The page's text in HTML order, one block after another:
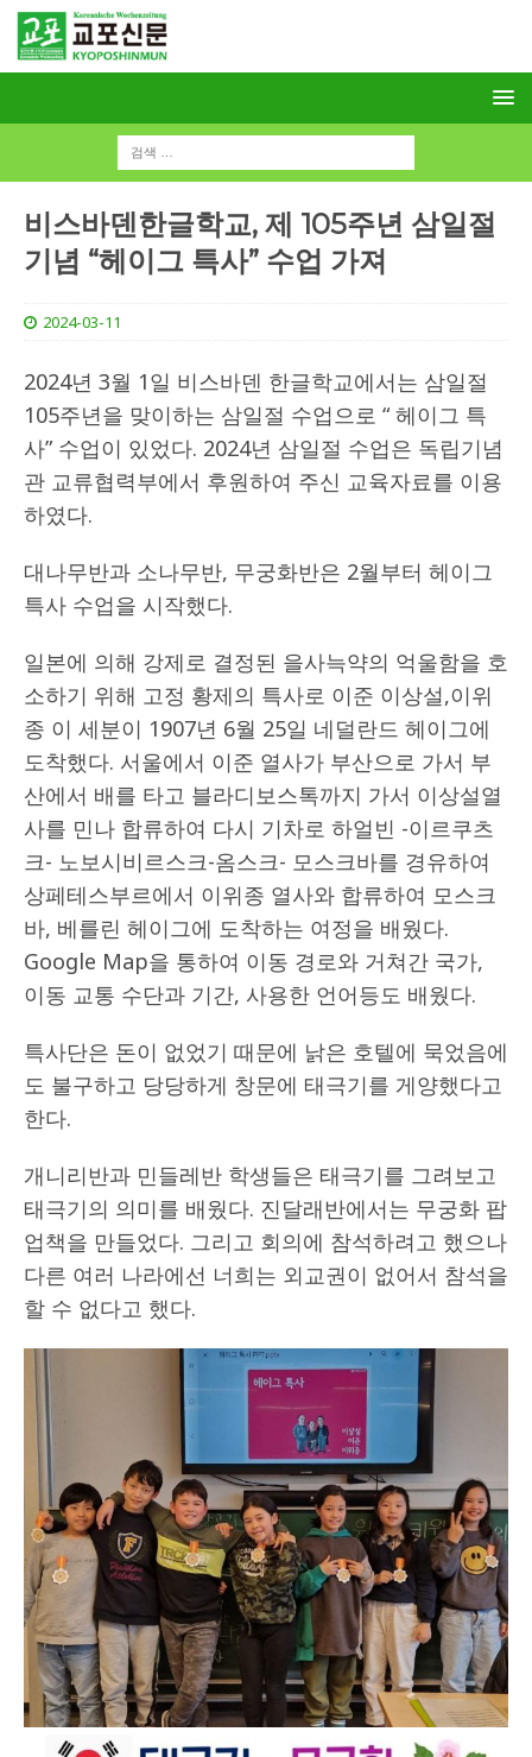
비스바덴한글학교, 제 105주년 삼일절
기념 “헤이그 특사” 수업 가져
2024-03-11
2024년 3월 1일 비스바덴 한글학교에서는 삼일절
105주년을 맞이하는 삼일절 수업으로 “ 헤이그 특
사” 수업이 있었다. 2024년 삼일절 수업은 독립기념
관 교류협력부에서 후원하여 주신 교육자료를 이용
하였다.
대나무반과 소나무반, 무궁화반은 2월부터 헤이그
특사 수업을 시작했다.
일본에 의해 강제로 결정된 을사늑약의 억울함을 호
소하기 위해 고정 황제의 특사로 이준 이상설,이위
종 이 세분이 1907년 6월 25일 네덜란드 헤이그에
도착했다. 서울에서 이준 열사가 부산으로 가서 부
산에서 배를 타고 블라디보스톡까지 가서 이상설열
사를 민나 합류하여 다시 기차로 하얼빈 -이르쿠츠
크- 노보시비르스크-옴스크- 모스크바를 경유하여
상페테스부르에서 이위종 열사와 합류하여 모스크
바, 베를린 헤이그에 도착하는 여정을 배웠다.
Google Map을 통하여 이동 경로와 거쳐간 국가,
이동 교통 수단과 기간, 사용한 언어등도 배웠다.
특사단은 돈이 없었기 때문에 낡은 호텔에 묵었음에
도 불구하고 당당하게 창문에 태극기를 게양했다고
한다.
개니리반과 민들레반 학생들은 태극기를 그려보고
태극기의 의미를 배웠다. 진달래반에서는 무궁화 팝
업책을 만들었다. 그리고 회의에 참석하려고 했으나
다른 여러 나라에선 너희는 외교권이 없어서 참석을
할 수 없다고 했다.